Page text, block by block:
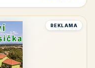
REKLAMA